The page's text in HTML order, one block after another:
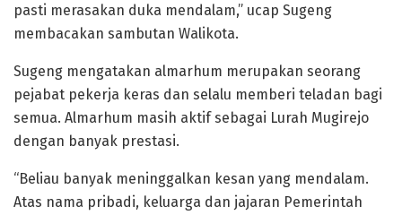
pasti merasakan duka mendalam,” ucap Sugeng
membacakan sambutan Walikota.
Sugeng mengatakan almarhum merupakan seorang
pejabat pekerja keras dan selalu memberi teladan bagi
semua. Almarhum masih aktif sebagai Lurah Mugirejo
dengan banyak prestasi.
“Beliau banyak meninggalkan kesan yang mendalam.
Atas nama pribadi, keluarga dan jajaran Pemerintah